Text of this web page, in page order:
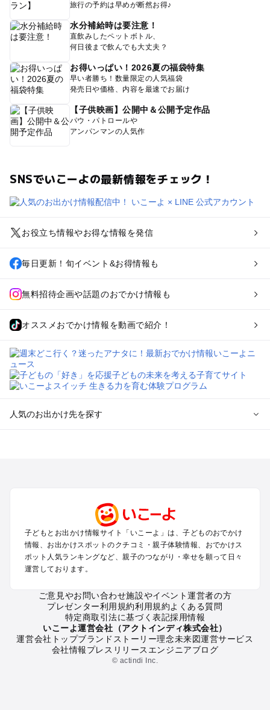
旅行の予約は早めが断然お得♪
水分補給時は要注意！
直飲みしたペットボトル、
何日後まで飲んでも大丈夫？
お得いっぱい！2026夏の福袋特集
早い者勝ち！数量限定の人気福袋
発売日や価格、内容を最速でお届け
【子供映画】公開中＆公開予定作品
パウ・パトロールや
アンパンマンの人気作
SNSでいこーよの最新情報をチェック！
お役立ち情報やお得な情報を発信
毎日更新！旬イベント&お得情報も
無料招待企画や話題のおでかけ情報も
オススメおでかけ情報を動画で紹介！
人気のお出かけ先を探す
関西のプールおでかけ
中国･四国のプールおでかけ
九州･沖縄のプールおでかけ
定番お出かけスポット
牧場
子どもとお出かけ情報サイト「いこーよ」は、子どものおでかけ
情報、お出かけスポットのクチコミ・親子体験情報、おでかけス
ポット人気ランキングなど、親子のつながり・幸せを願って日々
運営しております。
ご意見やお問い合わせ施設やイベント運営者の方
プレゼンター利用規約利用規約よくある質問
特定商取引法に基づく表記採用情報
いこーよ運営会社（アクトインディ株式会社）
運営会社トップブランドストーリー理念未来図運営サービス
会社情報プレスリリース エンジニアブログ
© actindi Inc.